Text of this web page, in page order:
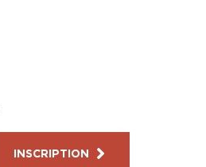
INSCRIPTION